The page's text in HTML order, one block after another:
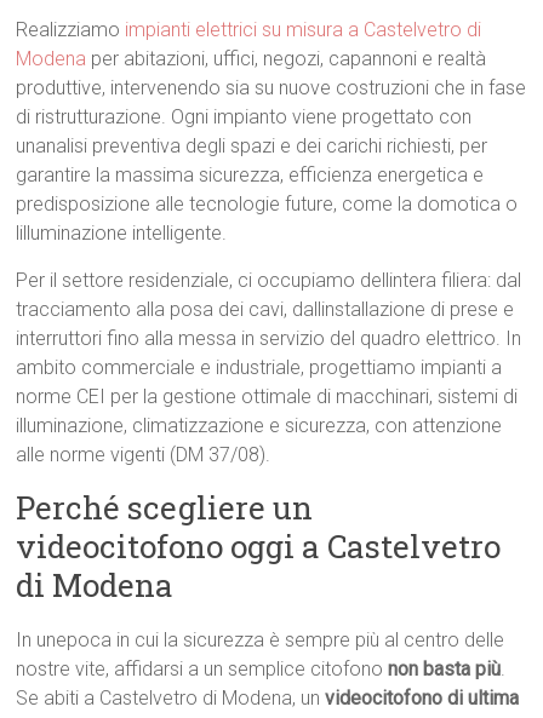
Realizziamo impianti elettrici su misura a Castelvetro di
Modena per abitazioni, uffici, negozi, capannoni e realtà
produttive, intervenendo sia su nuove costruzioni che in fase
di ristrutturazione. Ogni impianto viene progettato con
unanalisi preventiva degli spazi e dei carichi richiesti, per
garantire la massima sicurezza, efficienza energetica e
predisposizione alle tecnologie future, come la domotica o
lilluminazione intelligente.
Per il settore residenziale, ci occupiamo dellintera filiera: dal
tracciamento alla posa dei cavi, dallinstallazione di prese e
interruttori fino alla messa in servizio del quadro elettrico. In
ambito commerciale e industriale, progettiamo impianti a
norme CEI per la gestione ottimale di macchinari, sistemi di
illuminazione, climatizzazione e sicurezza, con attenzione
alle norme vigenti (DM 37/08).
Perché scegliere un
videocitofono oggi a Castelvetro
di Modena
In unepoca in cui la sicurezza è sempre più al centro delle
nostre vite, affidarsi a un semplice citofononon basta più.
Se abiti a Castelvetro di Modena, unvideocitofono di ultima